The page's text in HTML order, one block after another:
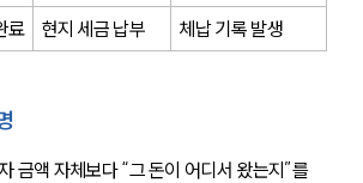
료 현지 세금 납부 체납 기록 발생
금액 자체보다 “그 돈이 어디서 왔는지”를